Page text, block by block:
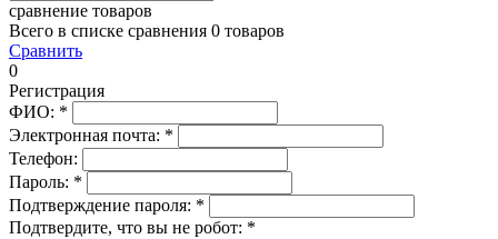
сравнение товаров
Всего в списке сравнения 0 товаров
Сравнить
0
Регистрация
ФИО: *
Электронная почта: *
Телефон:
Пароль: *
Подтверждение пароля: *
Подтвердите, что вы не робот: *